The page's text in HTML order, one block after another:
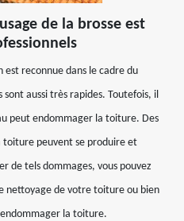
de la brosse est
est reconnue dans le cadre du
aussi très rapides. Toutefois, il
peut endommager la toiture. Des
toiture peuvent se produire et
de tels dommages, vous pouvez
nettoyage de votre toiture ou bien
endommager la toiture.